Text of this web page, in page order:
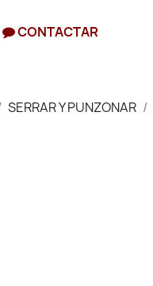
CONTACTAR
SERRAR Y PUNZONAR